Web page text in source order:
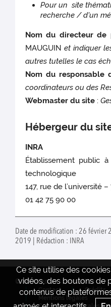
Pour un site
recherche / d'un
Nom du directeur de
MAUGUINet indiquer
autres tutelles le cas
Nom du responsable
coordinateurs ou des
Webmaster du site :
Hébergeur du
INRA
Établissement public
technologique
147, rue de l’université
01 42 75 90 00
Date de modification : 26 février
2019 | Rédaction : INRA
Ce site utilise des
vidéos, des boutons de
contenus de
© INRAE 2022
Actualités
Contact
Crédits
Mentions legales